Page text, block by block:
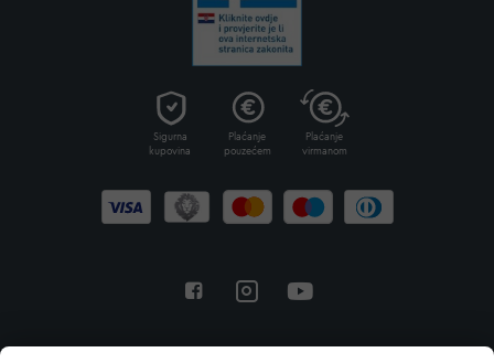
Sigurna
kupovina
Plaćanje
pouzećem
Plaćanje
virmanom